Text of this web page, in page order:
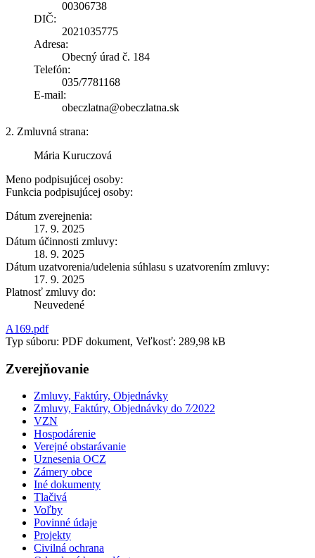
00306738
DIČ:
2021035775
Adresa:
Obecný úrad č. 184
Telefón:
035/7781168
E-mail:
obeczlatna@obeczlatna.sk
2. Zmluvná strana:
Mária Kuruczová
Meno podpisujúcej osoby:
Funkcia podpisujúcej osoby:
Dátum zverejnenia:
17. 9. 2025
Dátum účinnosti zmluvy:
18. 9. 2025
Dátum uzatvorenia/udelenia súhlasu s uzatvorením zmluvy:
17. 9. 2025
Platnosť zmluvy do:
Neuvedené
A169.pdf
Typ súboru: PDF dokument, Veľkosť: 289,98 kB
Zverejňovanie
Zmluvy, Faktúry, Objednávky
Zmluvy, Faktúry, Objednávky do 7⁄2022
VZN
Hospodárenie
Verejné obstarávanie
Uznesenia OCZ
Zámery obce
Iné dokumenty
Tlačivá
Voľby
Povinné údaje
Projekty
Civilná ochrana